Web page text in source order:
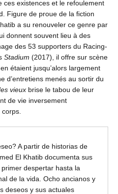
ces existences et le refoulement
Figure de proue de la fiction
a su renouveler ce genre par
donnent souvent lieu à des
des 53 supporters du Racing-
Stadium (2017), il offre sur scène
étaient jusqu’alors largement
d’entretiens menés au sortir du
vieux brise le tabou de leur
de vie inversement
A partir de historias de
El Khatib documenta sus
despertar hasta la
de la vida. Ocho ancianos y
deseos y sus actuales